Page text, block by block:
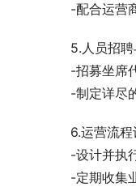
-配合运营
5.人员招聘
-招募坐席
-制定详尽
6.运营流程
-设计并执
-定期收集